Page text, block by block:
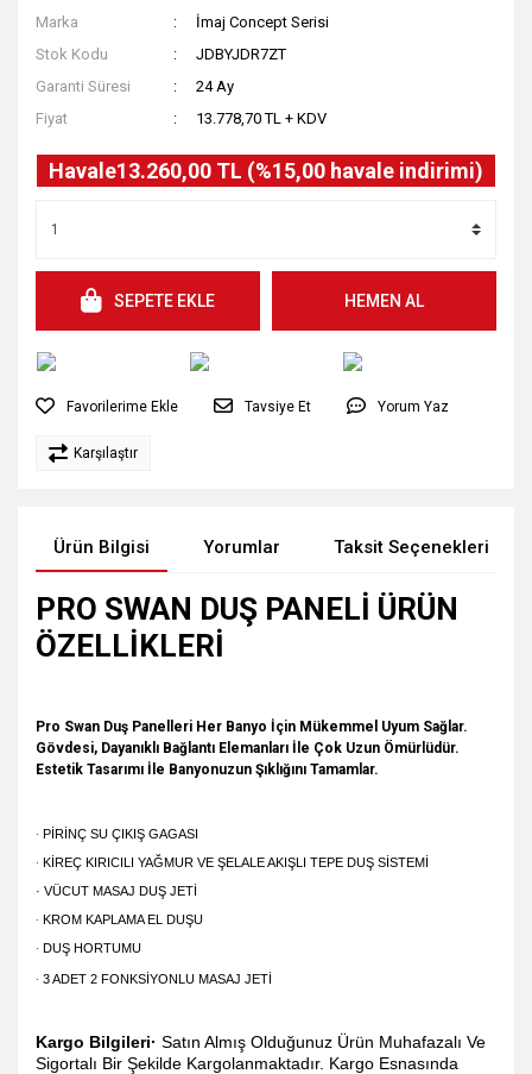
Marka
İmaj Concept Serisi
Stok Kodu
JDBYJDR7ZT
Garanti Süresi
24 Ay
Fiyat
13.778,70 TL + KDV
Havale13.260,00 TL (%15,00 havale indirimi)
SEPETE EKLE HEMEN AL
Tavsiye Et Yorum Yaz
Karşılaştır
Ürün Bilgisi Yorumlar Taksit Seçenekleri
PRO SWAN DUŞ PANELİ ÜRÜN
ÖZELLİKLERİ
Pro Swan Duş Panelleri Her Banyo İçin Mükemmel Uyum Sağlar.
Gövdesi, Dayanıklı Bağlantı Elemanları İle Çok Uzun Ömürlüdür.
Estetik Tasarımı İle Banyonuzun Şıklığını Tamamlar.
· PİRİNÇ SU ÇIKIŞ GAGASI
· KİREÇ KIRICILI YAĞMUR VE ŞELALE AKIŞLI TEPE DUŞ SİSTEMİ
· VÜCUT MASAJ DUŞ JETİ
· KROM KAPLAMA EL DUŞU
· DUŞ HORTUMU
· 3 ADET 2 FONKSİYONLU MASAJ JETİ
Kargo Bilgileri· Satın Almış Olduğunuz Ürün Muhafazalı Ve
Sigortalı Bir Şekilde Kargolanmaktadır. Kargo Esnasında